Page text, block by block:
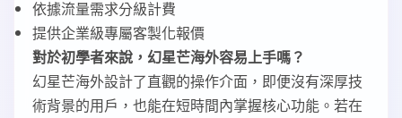
依據流量需求分級計費
提供企業級專屬客製化報價
對於初學者來說，幻星芒海外容易上手嗎？
幻星芒海外設計了直觀的操作介面，即便沒有深厚技
術背景的用戶，也能在短時間內掌握核心功能。若在